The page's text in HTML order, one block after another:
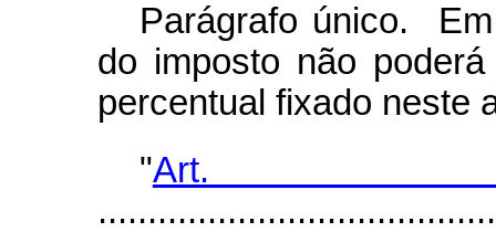
Parágrafo único.
do imposto não
percentual fixado neste
"Art.